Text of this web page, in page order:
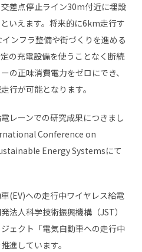
差点停止ライン30m付近に埋設
いえます。将来的に6km走行す
ンフラ整備や街づくりを進める
の充電設備を使うことなく断続
の正味消費電力をゼロにでき、
行が可能となります。
レーンでの研究成果につきまし
Conference on
Energy Systemsにて
(EV)への走行中ワイヤレス給電
法人科学技術振興機構（JST）
ェクト「電気自動車への走行中
進しています。